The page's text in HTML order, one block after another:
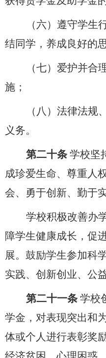
（六）遵守学生
结同学，养成良好的
（七）爱护并合
施；
（八）法律法规
义务。
第二十条 学校坚
成珍爱生命、尊重人
会、勇于创新、勤于
学校积极改善办
障学生健康成长，促
展。鼓励学生参加科
实践、创新创业、公
第二十一条 学校
学金，对表现突出和
体或个人进行表彰奖